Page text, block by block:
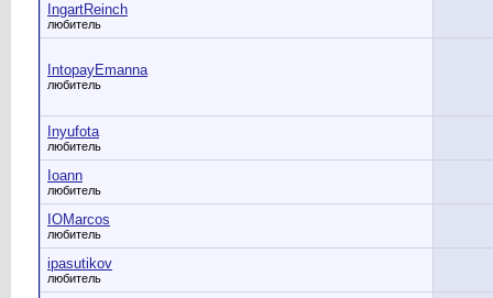
IngartReinch
любитель
IntopayEmanna
любитель
Inyufota
любитель
Ioann
любитель
IOMarcos
любитель
ipasutikov
любитель